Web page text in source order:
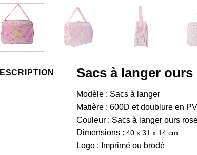
Sacs à langer
Modèle : Sacs à langer
Matière : 600D et doublure en
Couleur : Sacs à langer ours
Dimensions : 40 x 31 x 14 cm
Logo : Imprimé ou brodé